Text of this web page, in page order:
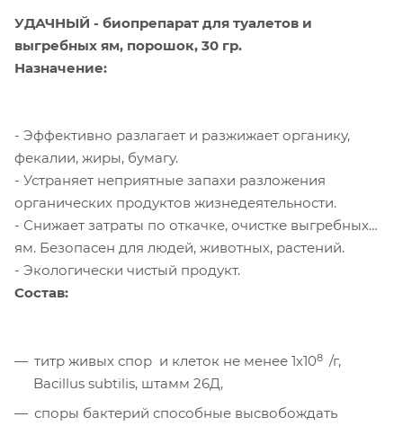
УДАЧНЫЙ - биопрепарат для туалетов и
выгребных ям, порошок, 30 гр.
Назначение:
- Эффективно разлагает и разжижает органику,
фекалии, жиры, бумагу.
- Устраняет неприятные запахи разложения
органических продуктов жизнедеятельности.
- Снижает затраты по откачке, очистке выгребных
ям. Безопасен для людей, животных, растений.
- Экологически чистый продукт.
Состав:
титр живых спор и клеток не менее 1х108 /г,
Bacillus subtilis, штамм 26Д,
споры бактерий способные высвобождать